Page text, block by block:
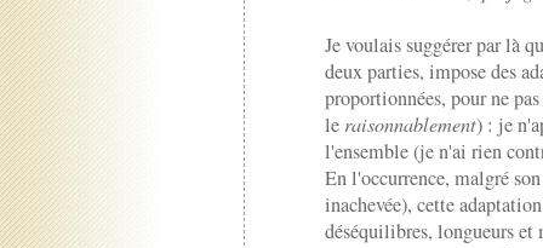
Je voulais suggérer par là
deux parties, impose des
proportionnées, pour ne
le raisonnablement) : je
l'ensemble (je n'ai rien
En l'occurrence, malgré
inachevée), cette
déséquilibres, longueurs et